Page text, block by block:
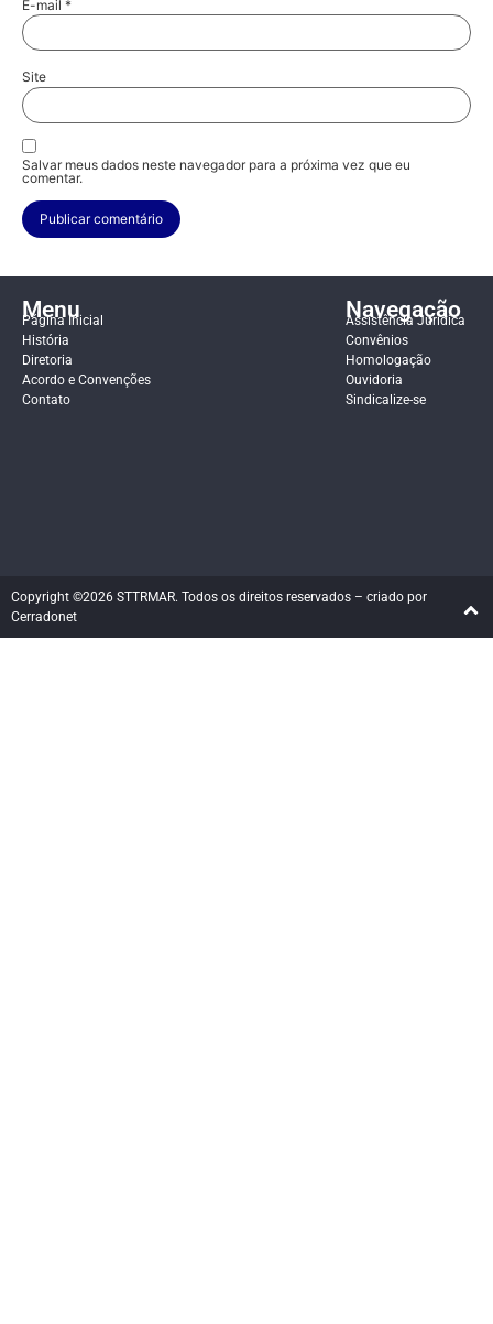
E-mail *
Site
Salvar meus dados neste navegador para a próxima vez que eu
comentar.
Menu
Página Inicial
História
Diretoria
Acordo e Convenções
Contato
Navegação
Assistência Jurídica
Convênios
Homologação
Ouvidoria
Sindicalize-se
Copyright ©2026 STTRMAR. Todos os direitos reservados – criado por
Cerradonet